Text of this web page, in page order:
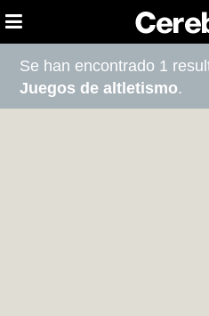
Se han encontrado 1
Juegos de altletismo.